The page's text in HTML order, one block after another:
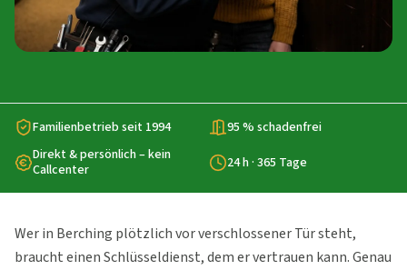
Familienbetrieb seit 1994
95 % schadenfrei
Direkt & persönlich – kein
Callcenter
24 h · 365 Tage
Wer in Berching plötzlich vor verschlossener Tür steht,
braucht einen Schlüsseldienst, dem er vertrauen kann. Genau